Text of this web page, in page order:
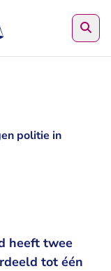
politie in
heeft twee
tot één